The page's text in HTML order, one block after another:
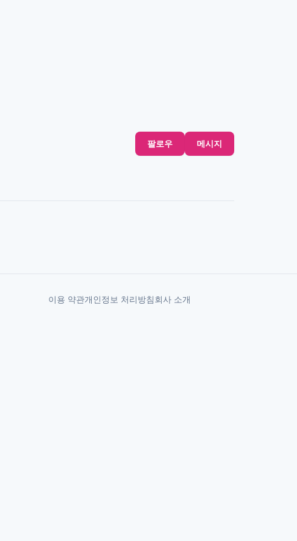
팔로우 메시지
이용 약관개인정보 처리방침회사 소개